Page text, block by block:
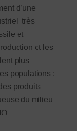
d’une
très
et
et les
plus
populations :
produits
du milieu